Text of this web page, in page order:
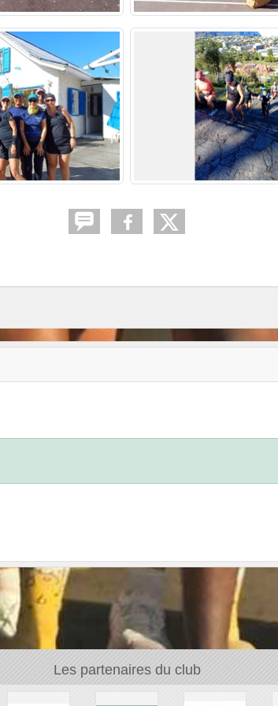
Les partenaires du club